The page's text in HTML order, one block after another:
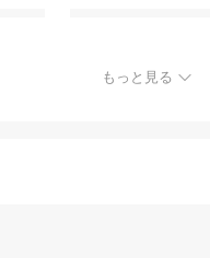
もっと見る